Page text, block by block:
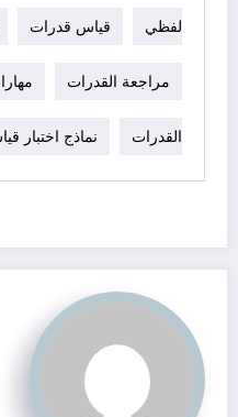
لفظي قياس قدرات
مراجعة القدرات
القدرات نماذج اختبار